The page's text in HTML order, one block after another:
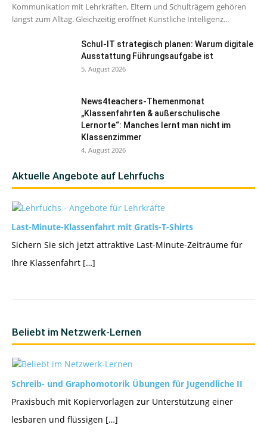
Kommunikation mit Lehrkräften, Eltern und Schulträgern gehören
längst zum Alltag. Gleichzeitig eröffnet Künstliche Intelligenz...
Schul-IT strategisch planen: Warum digitale
Ausstattung Führungsaufgabe ist
5. August 2026
News4teachers-Themenmonat
„Klassenfahrten & außerschulische
Lernorte“: Manches lernt man nicht im
Klassenzimmer
4. August 2026
Aktuelle Angebote auf Lehrfuchs
Last-Minute-Klassenfahrt mit Gratis-T-Shirts
Sichern Sie sich jetzt attraktive Last-Minute-Zeiträume für
Ihre Klassenfahrt […]
Beliebt im Netzwerk-Lernen
Schreib- und Graphomotorik Übungen für Jugendliche II
Praxisbuch mit Kopiervorlagen zur Unterstützung einer
lesbaren und flüssigen […]